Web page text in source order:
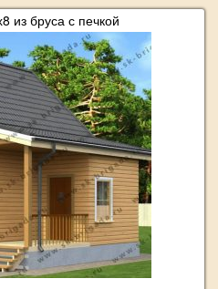
из бруса с печкой